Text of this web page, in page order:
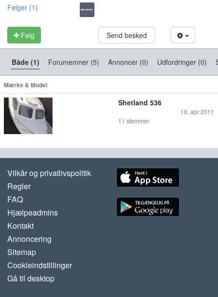
Følger (1)
Følg Send besked
Både (1) Forumemner (5) Annoncer (0) Udfordringer (0)
Mærke & Model
Shetland 536
10. apr 2011
11 stemmer
Vilkår og privatlivspolitik
Regler
FAQ
Hjælpeadmins
Kontakt
Annoncering
Sitemap
Cookieindstillinger
Gå til desktop